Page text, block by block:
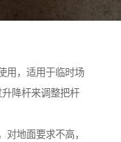
用，适用于临时场
降杆来调整把杆
对地面要求不高，